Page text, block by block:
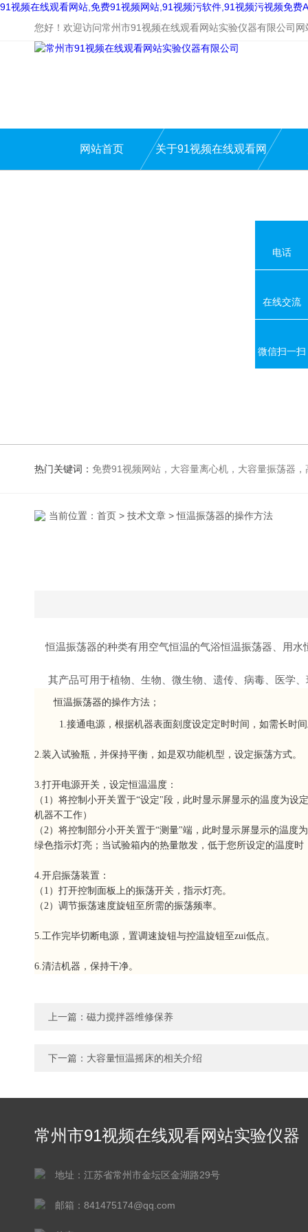
91视频在线观看网站,免费91视频网站,91视频污软件,91视频污视频免费
您好！欢迎访问常州市91视频在线观看网站实验仪器有限公司网
网站首页 关于91视频在线观看网
热门关键词： 免费91视频网站，大容量离心机，大容量振荡器，高速冷冻离心机，生化、光照、振荡培养箱，磁力搅拌器，
当前位置： 首页 > 技术文章 > 恒温振荡器的操作方法
恒温振荡器的种类有用空气恒温的气浴恒温振荡器、用
其产品可用于植物、生物、微生物、遗传、病毒、医学
恒温振荡器的操作方法；
1.接通电源，根据机器表面刻度设定定时时间，如需长时
2.装入试验瓶，并保持平衡，如是双功能机型，设定振荡方式。
3.打开电源开关，设定恒温温度：
（1）将控制小开关置于“设定"段，此时显示屏显示的温度为
机器不工作）
（2）将控制部分小开关置于“测量"端，此时显示屏显示的温
绿色指示灯亮；当试验箱内的热量散发，低于您所设定的温度
4.开启振荡装置：
（1）打开控制面板上的振荡开关，指示灯亮。
（2）调节振荡速度旋钮至所需的振荡频率。
5.工作完毕切断电源，置调速旋钮与控温旋钮至zui低点。
6.清洁机器，保持干净。
上一篇： 磁力搅拌器维修保养
下一篇： 大容量恒温摇床的相关介绍
常州市91视频在线观看网站实验仪器
地址：江苏省常州市金坛区金湖路29号
邮箱：841475174@qq.com
电话
在线交流
微信扫一扫